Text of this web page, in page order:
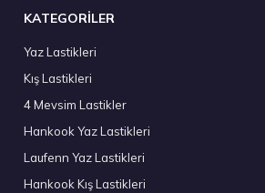
295/35 R21 107Y XL Eagle F1 Asymmetric 6 FP
8.903,40 ₺
KATEGORİLER
Yaz Lastikleri
Kış Lastikleri
4 Mevsim Lastikler
Hankook Yaz Lastikleri
Laufenn Yaz Lastikleri
Hankook Kış Lastikleri